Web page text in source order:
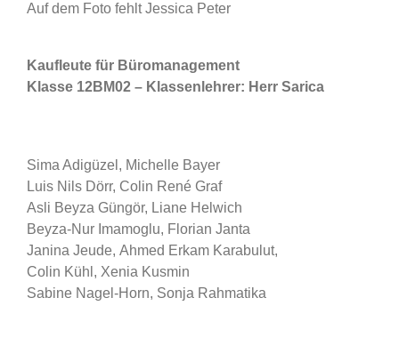
Auf dem Foto fehlt Jessica Peter
Kaufleute für Büromanagement
Klasse 12BM02 – Klassenlehrer: Herr Sarica
Sima Adigüzel, Michelle Bayer
Luis Nils Dörr, Colin René Graf
Asli Beyza Güngör, Liane Helwich
Beyza-Nur Imamoglu, Florian Janta
Janina Jeude, Ahmed Erkam Karabulut,
Colin Kühl, Xenia Kusmin
Sabine Nagel-Horn, Sonja Rahmatika